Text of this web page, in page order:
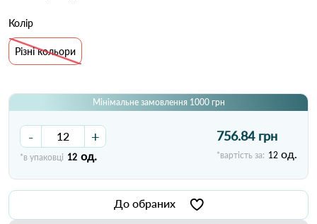
Колір
Різні кольори
Мінімальне замовлення 1000 грн
- +
*в упаковці 12 од.
756.84 грн
*вартість за: 12 од.
До обраних